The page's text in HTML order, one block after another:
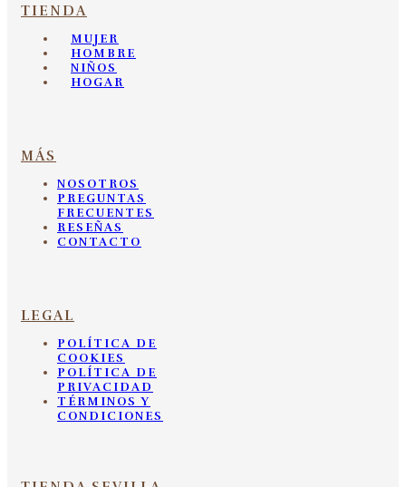
TIENDA
MUJER
HOMBRE
NIÑOS
HOGAR
MÁS
NOSOTROS
PREGUNTAS
FRECUENTES
RESEÑAS
CONTACTO
LEGAL
POLÍTICA DE
COOKIES
POLÍTICA DE
PRIVACIDAD
TÉRMINOS Y
CONDICIONES